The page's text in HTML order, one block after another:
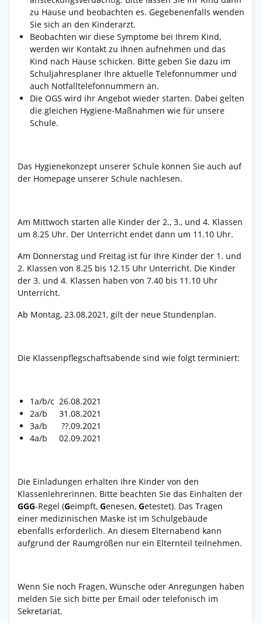
zu Hause und beobachten es. Gegebenenfalls wenden
Sie sich an den Kinderarzt.
Beobachten wir diese Symptome bei Ihrem Kind,
werden wir Kontakt zu Ihnen aufnehmen und das
Kind nach Hause schicken. Bitte geben Sie dazu im
Schuljahresplaner Ihre aktuelle Telefonnummer und
auch Notfalltelefonnummern an.
Die OGS wird ihr Angebot wieder starten. Dabei gelten
die gleichen Hygiene-Maßnahmen wie für unsere
Schule.
Das Hygienekonzept unserer Schule können Sie auch auf
der Homepage unserer Schule nachlesen.
Am Mittwoch starten alle Kinder der 2., 3., und 4. Klassen
um 8.25 Uhr. Der Unterricht endet dann um 11.10 Uhr.
Am Donnerstag und Freitag ist für Ihre Kinder der 1. und
2. Klassen von 8.25 bis 12.15 Uhr Unterricht. Die Kinder
der 3. und 4. Klassen haben von 7.40 bis 11.10 Uhr
Unterricht.
Ab Montag, 23.08.2021, gilt der neue Stundenplan.
Die Klassenpflegschaftsabende sind wie folgt terminiert:
1a/b/c 26.08.2021
2a/b 31.08.2021
3a/b ??.09.2021
4a/b 02.09.2021
Die Einladungen erhalten Ihre Kinder von den
Klassenlehrerinnen. Bitte beachten Sie das Einhalten der
GGG-Regel (Geimpft, Genesen, Getestet). Das Tragen
einer medizinischen Maske ist im Schulgebäude
ebenfalls erforderlich. An diesem Elternabend kann
aufgrund der Raumgrößen nur ein Elternteil teilnehmen.
Wenn Sie noch Fragen, Wünsche oder Anregungen haben
melden Sie sich bitte per Email oder telefonisch im
Sekretariat.